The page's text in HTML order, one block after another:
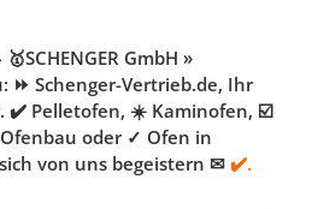
GmbH »
⏩ Schenger-Vertrieb.de, Ihr
✔️ Pelletofen, ☀️ Kaminofen, ☑️
oder ✓ Ofen in
von uns begeistern ✉ ✔️.